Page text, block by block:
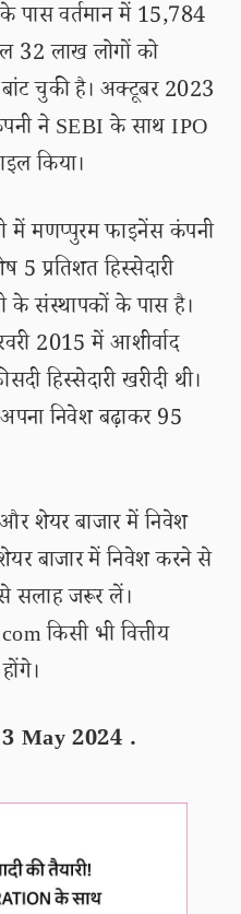
पास वर्तमान में 15,784
32 लाख लोगों को
चुकी है। अक्टूबर 2023
ने SEBI के साथ IPO
किया।
में मणप्पुरम फाइनेंस कंपनी
5 प्रतिशत हिस्सेदारी
के संस्थापकों के पास है।
2015 में आशीर्वाद
हिस्सेदारी खरीदी थी।
निवेश बढ़ाकर 95
शेयर बाजार में निवेश
बाजार में निवेश करने से
सलाह जरूर लें।
किसी भी वित्तीय
May 2024 .